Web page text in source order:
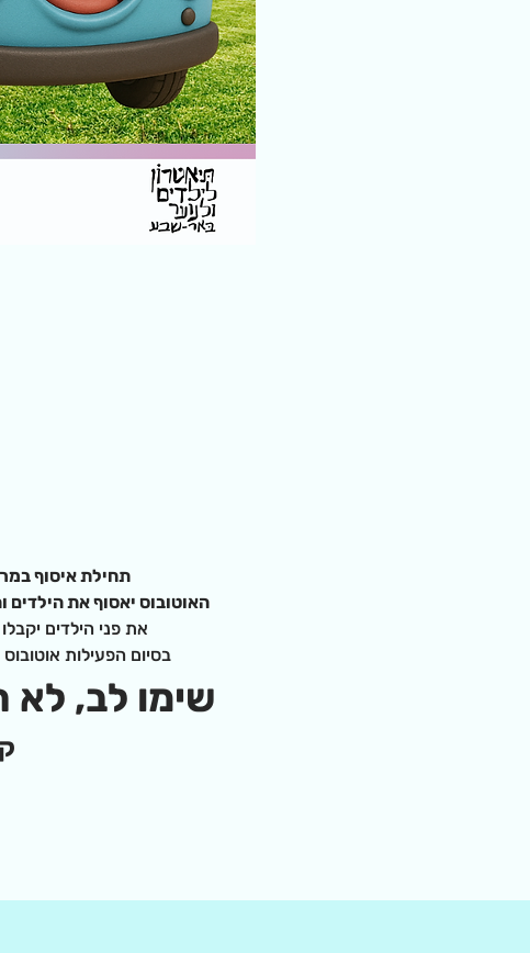
תחילת איסוף במרכז קהילתי
האוטובוס יאסוף את הילדים
את פני הילדים
בסיום הפעילות
שימו לב, לא